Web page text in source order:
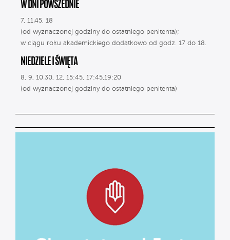
W DNI POWSZEDNIE
7, 11.45, 18
(od wyznaczonej godziny do ostatniego penitenta);
w ciągu roku akademickiego dodatkowo od godz. 17 do 18.
NIEDZIELE I ŚWIĘTA
8, 9, 10.30, 12, 15:45, 17:45,19:20
(od wyznaczonej godziny do ostatniego penitenta)